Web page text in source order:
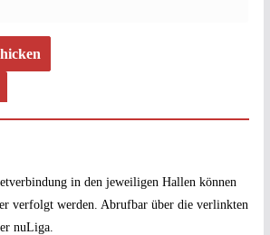
in den jeweiligen Hallen können
verfolgt werden. Abrufbar über die verlinkten
nuLiga.